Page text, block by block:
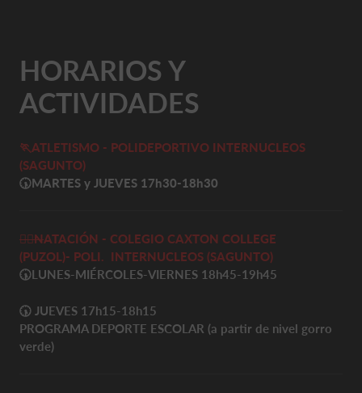
HORARIOS Y
ACTIVIDADES
🏃ATLETISMO - POLIDEPORTIVO INTERNUCLEOS
(SAGUNTO)
🕠MARTES y JUEVES 17h30-18h30
🏊‍♀️NATACIÓN - COLEGIO CAXTON COLLEGE
(PUZOL)- POLI. INTERNUCLEOS (SAGUNTO)
🕠LUNES-MIÉRCOLES-VIERNES 18h45-19h45
🕠 JUEVES 17h15-18h15
PROGRAMA DEPORTE ESCOLAR (a partir de nivel gorro
verde)